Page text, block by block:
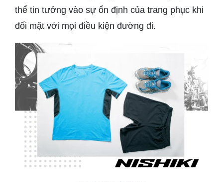
thể tin tưởng vào sự ổn định của trang phục khi
đối mặt với mọi điều kiện đường đi.